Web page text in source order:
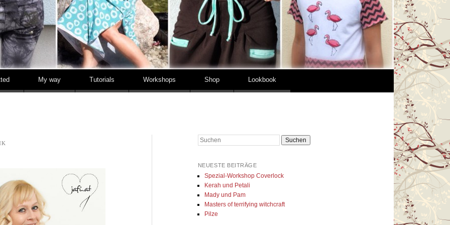
My way Tutorials Workshops Shop Lookbook
Suchen
NEUESTE BEITRÄGE
Spezial-Workshop Coverlock
Kerah und Petali
Mady und Pam
Masters of terrifying witchcraft
Pilze